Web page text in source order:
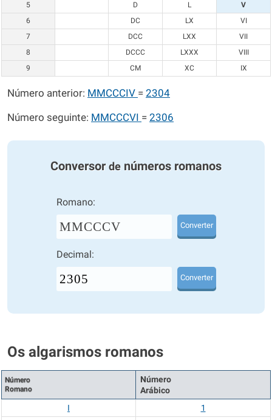
5
D L
V
6
DC LX
VI
7
DCC LXX
VII
8
DCCC LXXX
VIII
9
CM XC IX
Número anterior: MMCCCIV = 2304
Número seguinte: MMCCCVI = 2306
Conversor de números romanos
Romano:
MMCCCV Converter
Decimal:
Converter
Os algarismos romanos
Número
Romano
Número
Arábico
I
1